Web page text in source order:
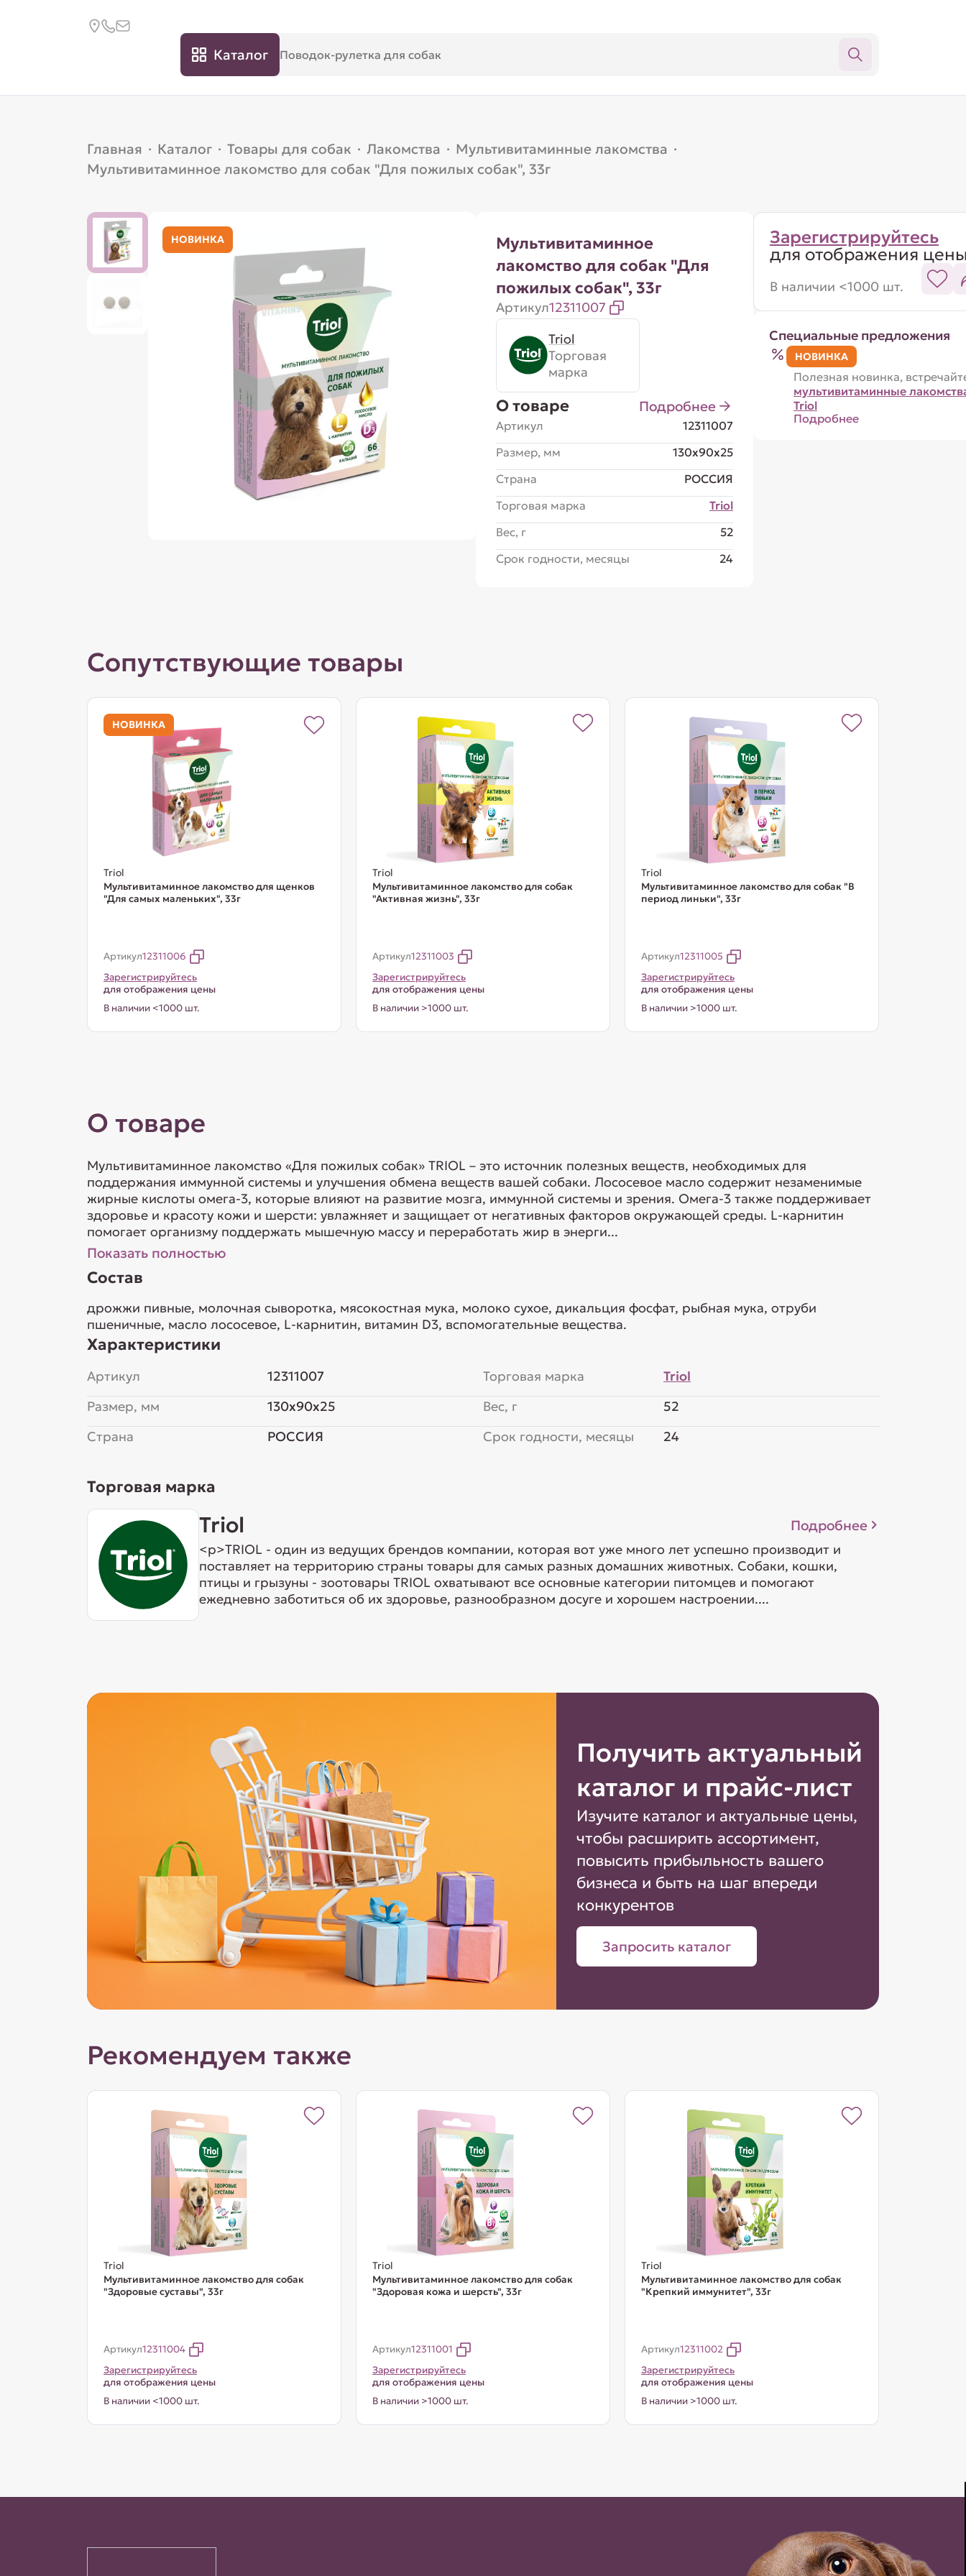
Каталог
Главная · Каталог · Товары для собак · Лакомства · Мультивитаминные лакомства ·
Мультивитаминное лакомство для собак "Для пожилых собак", 33г
НОВИНКА
Мультивитаминное
лакомство для собак "Для
пожилых собак", 33г
Артикул12311007
Triol
Торговая
марка
О товаре Подробнее
Артикул
12311007
Размер, мм
130x90x25
Страна
РОССИЯ
Торговая марка
Triol
Вес, г
52
Срок годности, месяцы
24
Зарегистрируйтесь
для отображения
В наличии <1000 шт.
Специальные предложения
НОВИНКА
Полезная новинка,
мультивитаминные
Triol
Подробнее
Сопутствующие товары
НОВИНКА
Triol
Мультивитаминное лакомство для щенков
"Для самых маленьких", 33г
Артикул12311006
Зарегистрируйтесь
для отображения цены
В наличии <1000 шт.
Triol
Мультивитаминное лакомство для собак
"Активная жизнь", 33г
Артикул12311003
Зарегистрируйтесь
для отображения цены
В наличии >1000 шт.
Triol
Мультивитаминное лакомство для собак "В
период линьки", 33г
Артикул12311005
Зарегистрируйтесь
для отображения цены
В наличии >1000 шт.
О товаре
Мультивитаминное лакомство «Для пожилых собак» TRIOL – это источник полезных веществ, необходимых для
поддержания иммунной системы и улучшения обмена веществ вашей собаки. Лососевое масло содержит незаменимые
жирные кислоты омега-3, которые влияют на развитие мозга, иммунной системы и зрения. Омега-3 также поддерживает
здоровье и красоту кожи и шерсти: увлажняет и защищает от негативных факторов окружающей среды. L-карнитин
помогает организму поддержать мышечную массу и переработать жир в энерги...
Показать полностью
Состав
дрожжи пивные, молочная сыворотка, мясокостная мука, молоко сухое, дикальция фосфат, рыбная мука, отруби
пшеничные, масло лососевое, L-карнитин, витамин D3, вспомогательные вещества.
Характеристики
Артикул
12311007
Размер, мм
130x90x25
Страна
РОССИЯ
Торговая марка
Triol
Вес, г
52
Срок годности, месяцы
24
Торговая марка
Triol Подробнее
<p>TRIOL - один из ведущих брендов компании, которая вот уже много лет успешно производит и
поставляет на территорию страны товары для самых разных домашних животных. Собаки, кошки,
птицы и грызуны - зоотовары TRIOL охватывают все основные категории питомцев и помогают
ежедневно заботиться об их здоровье, разнообразном досуге и хорошем настроении....
Получить актуальный
каталог и прайс-лист
Изучите каталог и актуальные цены,
чтобы расширить ассортимент,
повысить прибыльность вашего
бизнеса и быть на шаг впереди
конкурентов
Запросить каталог
Рекомендуем также
Triol
Мультивитаминное лакомство для собак
"Здоровые суставы", 33г
Артикул12311004
Зарегистрируйтесь
для отображения цены
В наличии <1000 шт.
Triol
Мультивитаминное лакомство для собак
"Здоровая кожа и шерсть", 33г
Артикул12311001
Зарегистрируйтесь
для отображения цены
В наличии >1000 шт.
Triol
Мультивитаминное лакомство для собак
"Крепкий иммунитет", 33г
Артикул12311002
Зарегистрируйтесь
для отображения цены
В наличии >1000 шт.